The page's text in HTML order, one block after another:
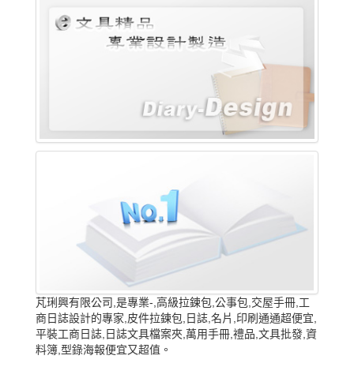
芃琍興有限公司,是專業-,高級拉鍊包,公事包,交屋手冊,工
商日誌設計的專家,皮件拉鍊包,日誌,名片,印刷通通超便宜,
平裝工商日誌,日誌文具檔案夾,萬用手冊,禮品,文具批發,資
料簿,型錄海報便宜又超值。